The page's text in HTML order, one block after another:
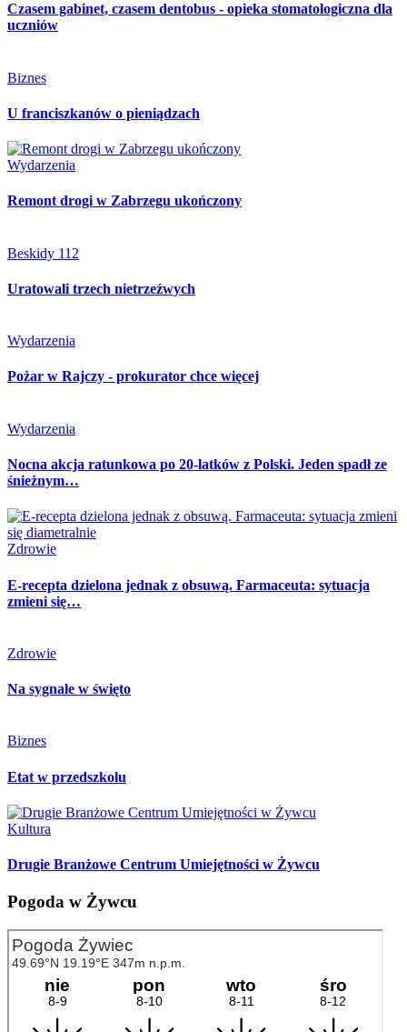
Czasem gabinet, czasem dentobus - opieka stomatologiczna dla
uczniów
Biznes
U franciszkanów o pieniądzach
Wydarzenia
Remont drogi w Zabrzegu ukończony
Beskidy 112
Uratowali trzech nietrzeźwych
Wydarzenia
Pożar w Rajczy - prokurator chce więcej
Wydarzenia
Nocna akcja ratunkowa po 20-latków z Polski. Jeden spadł ze
śnieżnym…
Zdrowie
E-recepta dzielona jednak z obsuwą. Farmaceuta: sytuacja
zmieni się…
Zdrowie
Na sygnale w święto
Biznes
Etat w przedszkolu
Kultura
Drugie Branżowe Centrum Umiejętności w Żywcu
Pogoda w Żywcu